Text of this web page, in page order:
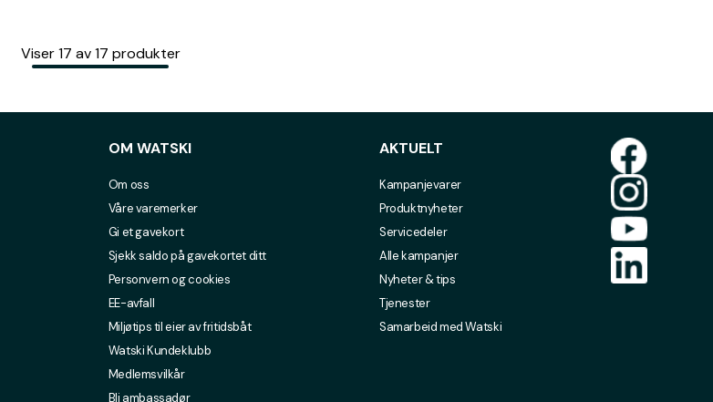
Viser 17 av 17 produkter
OM WATSKI
Om oss
Våre varemerker
Gi et gavekort
Sjekk saldo på gavekortet ditt
Personvern og cookies
EE-avfall
Miljøtips til eier av fritidsbåt
Watski Kundeklubb
Medlemsvilkår
Bli ambassadør
AKTUELT
Kampanjevarer
Produktnyheter
Servicedeler
Alle kampanjer
Nyheter & tips
Tjenester
Samarbeid med Watski